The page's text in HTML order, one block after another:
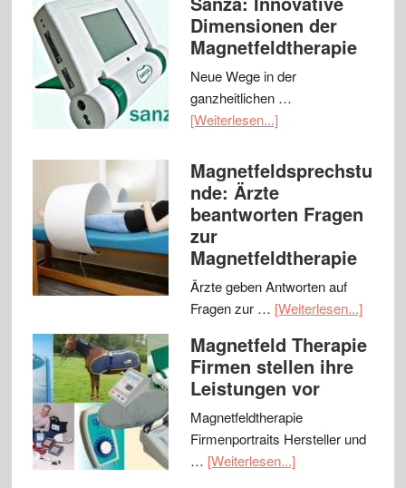
Dimensionen der
Magnetfeldtherapie
Neue Wege in der
ganzheitlichen …
[Weiterlesen...]
Magnetfeldsprechstu
nde: Ärzte
beantworten Fragen
zur
Magnetfeldtherapie
Ärzte geben Antworten auf
Fragen zur … [Weiterlesen...]
Magnetfeld Therapie
Firmen stellen ihre
Leistungen vor
Magnetfeldtherapie
Firmenportraits Hersteller und
… [Weiterlesen...]